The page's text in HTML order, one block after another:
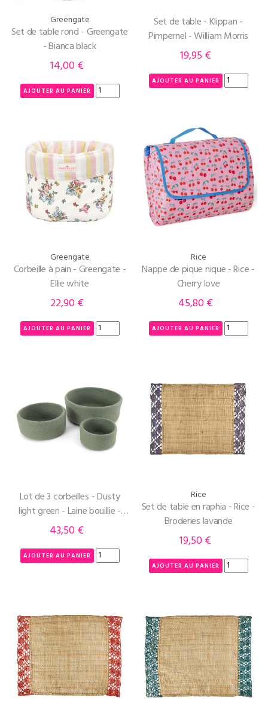
Greengate
Set de table rond - Greengate
- Bianca black
Prix
14,00 €
AJOUTER AU PANIER
Set de table - Klippan -
Pimpernel - William Morris
Prix
19,95 €
AJOUTER AU PANIER
Greengate
Corbeille à pain - Greengate -
Ellie white
Prix
22,90 €
AJOUTER AU PANIER
Rice
Nappe de pique nique - Rice -
Cherry love
Prix
45,80 €
AJOUTER AU PANIER
Lot de 3 corbeilles - Dusty
light green - Laine bouillie -
Gry and Sif
Prix
43,50 €
AJOUTER AU PANIER
Rice
Set de table en raphia - Rice -
Broderies lavande
Prix
19,50 €
AJOUTER AU PANIER